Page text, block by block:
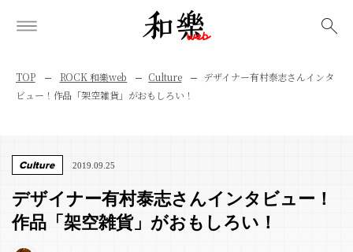
TOP ROCK 和樂web Culture
デザイナー有村泰志さんインタ
ビュー！作品「架空雑貨」がおもしろい！
Culture 2019.09.25
デザイナー有村泰志さんインタビュー！
作品「架空雑貨」がおもしろい！